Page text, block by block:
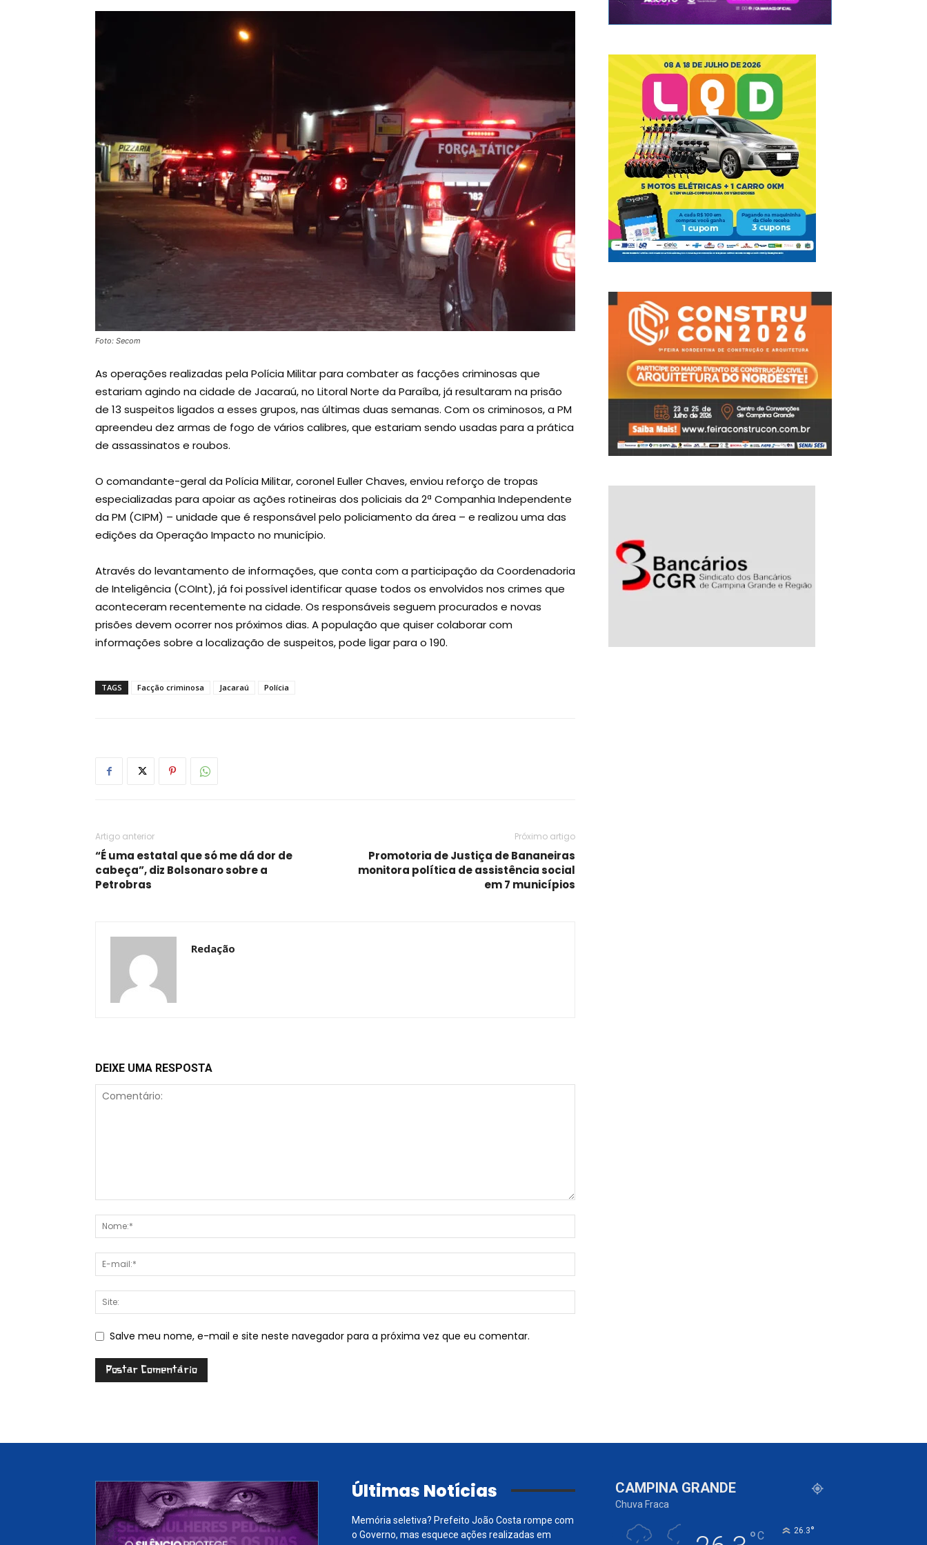
Foto: Secom
As operações realizadas pela Polícia Militar para combater as facções criminosas que
estariam agindo na cidade de Jacaraú, no Litoral Norte da Paraíba, já resultaram na prisão
de 13 suspeitos ligados a esses grupos, nas últimas duas semanas. Com os criminosos, a PM
apreendeu dez armas de fogo de vários calibres, que estariam sendo usadas para a prática
de assassinatos e roubos.
O comandante-geral da Polícia Militar, coronel Euller Chaves, enviou reforço de tropas
especializadas para apoiar as ações rotineiras dos policiais da 2ª Companhia Independente
da PM (CIPM) – unidade que é responsável pelo policiamento da área – e realizou uma das
edições da Operação Impacto no município.
Através do levantamento de informações, que conta com a participação da Coordenadoria
de Inteligência (COInt), já foi possível identificar quase todos os envolvidos nos crimes que
aconteceram recentemente na cidade. Os responsáveis seguem procurados e novas
prisões devem ocorrer nos próximos dias. A população que quiser colaborar com
informações sobre a localização de suspeitos, pode ligar para o 190.
TAGS Facção criminosa Jacaraú Polícia
Artigo anterior
“É uma estatal que só me dá dor de
cabeça”, diz Bolsonaro sobre a
Petrobras
Próximo artigo
Promotoria de Justiça de Bananeiras
monitora política de assistência social
em 7 municípios
Redação
DEIXE UMA RESPOSTA
Salve meu nome, e-mail e site neste navegador para a próxima vez que eu comentar.
Últimas Notícias
Memória seletiva? Prefeito João Costa rompe com
o Governo, mas esquece ações realizadas em
CAMPINA GRANDE
Chuva Fraca
°C 26.3°